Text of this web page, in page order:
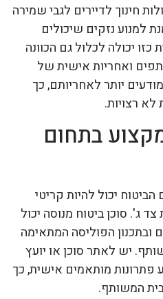
חינוך לדיירים לגבי שמירה
למנוע נזקים שיכולים
יכולה לכלול גם הכוונה
ואחריות אישית של
יותר לאחריותם, כך
רצויות.
בתחום
יכול להיות קריטי
ג'. סוכן ביטוח מנוסה יכול
ובתכנון הפוליסה המתאימה
יש לאתר סוכן או יועץ
מותאמים אישית, כך
המשותף.